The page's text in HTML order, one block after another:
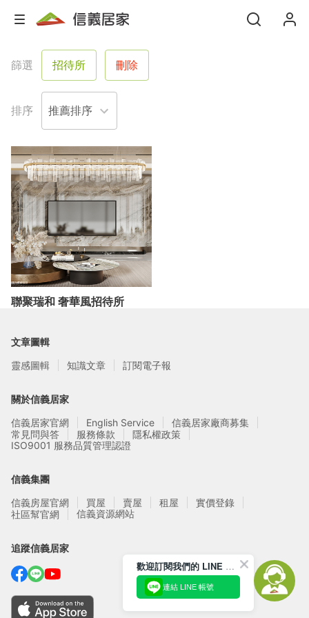
篩選 招待所 刪除
排序
聯聚瑞和 奢華風招待所
文章圖輯
靈感圖輯
知識文章 訂閱電子報
關於信義居家
信義居家官網
English Service
信義居家廠商募集
常見問與答
服務條款
隱私權政策
ISO9001 服務品質管理認證
信義集團
信義房屋官網
買屋 賣屋 租屋
實價登錄
社區幫官網
信義資源網站
追蹤信義居家
歡迎訂閱我們的 LINE 官方帳號
連結 LINE 帳號